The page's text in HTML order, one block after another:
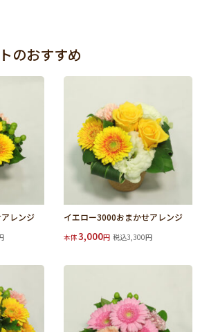
のおすすめ
レンジ イエロー3000おまかせアレンジ
本体3,000円 税込3,300円